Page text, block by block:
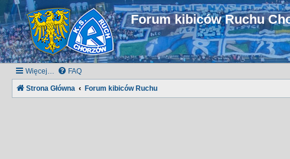
Forum kibiców Ruchu
Więcej… FAQ
Strona Główna Forum kibiców Ruchu